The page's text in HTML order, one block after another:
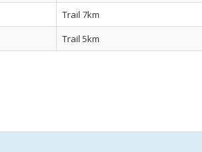
Trail 7km
Trail 5km